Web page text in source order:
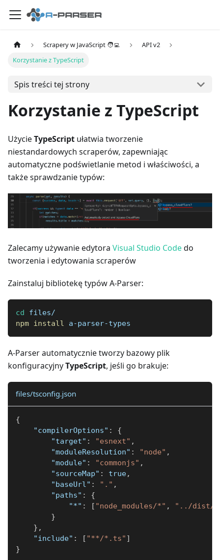
Scrapery w JavaScript 🧑‍💻
API v2
Korzystanie z TypeScript
Spis treści tej strony
Korzystanie z TypeScript
UżycieTypeScript ułatwia tworzenie
niestandardowych scraperów, zapewniając
automatyczne podświetlanie metod i właściwości, a
także sprawdzanie typów:
Zalecamy używanie edytora Visual Studio Codedo
tworzenia i edytowania scraperów
Zainstaluj bibliotekę typów A-Parser:
cd files/
npm install a-parser-types
A-Parser automatycznie tworzy bazowy plik
konfiguracyjnyTypeScript, jeśli go brakuje:
files/tsconfig.json
{
"compilerOptions" :
{
"target" : "esnext" ,
"moduleResolution" : "node" ,
"module" : "commonjs" ,
"sourceMap" : true,
"baseUrl" : "." ,
"paths" :
{
"*" : [ "node_modules/*" ,
"../dist/
}
} ,
"include" : [ "**/*.ts" ]
}